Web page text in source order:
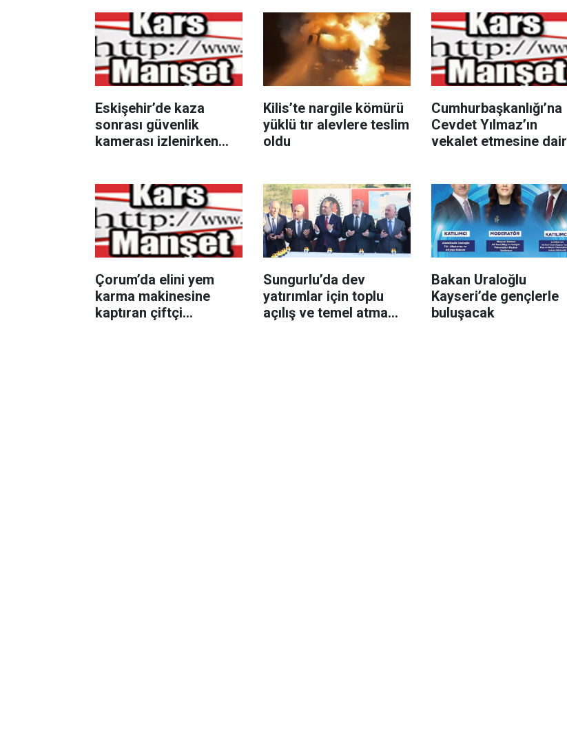
Eskişehir’de kaza
sonrası güvenlik
kamerası izlenirken
Kilis’te nargile kömürü
yüklü tır alevlere teslim
oldu
Cumhurbaşkanlığı’na
Cevdet Yılmaz’ın
vekalet etmesine dair
Çorum’da elini yem
karma makinesine
kaptıran çiftçi
Sungurlu’da dev
yatırımlar için toplu
açılış ve temel atma
Bakan Uraloğlu
Kayseri’de gençlerle
buluşacak